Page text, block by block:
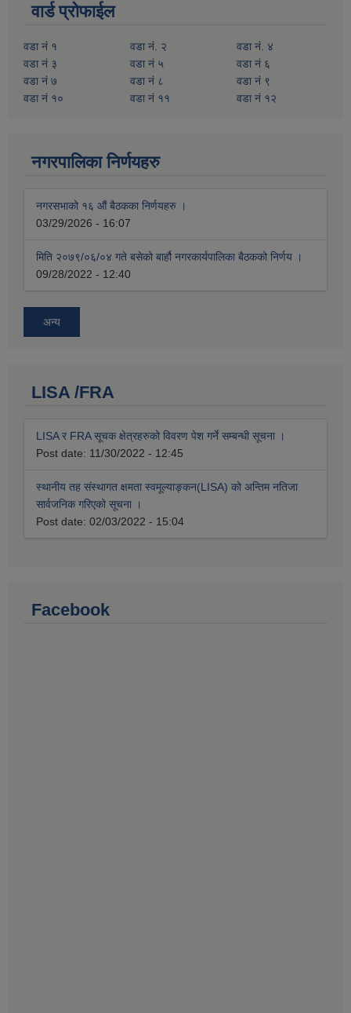
वार्ड प्रोफाईल
वडा नं १ वडा नं. २
वडा नं. ४
वडा नं ३
वडा नं ५
वडा नं ६
वडा नं ७
वडा नं ८
वडा नं ९
वडा नं १०
वडा नं ११ वडा नं १२
नगरपालिका निर्णयहरु
नगरसभाको १६ औं बैठकका निर्णयहरु ।
03/29/2026 - 16:07
मिति २०७९/०६/०४ गते बसेको बार्हौ नगरकार्यपालिका बैठकको निर्णय ।
09/28/2022 - 12:40
अन्य
LISA /FRA
LISA र FRA सूचक क्षेत्रहरुको विवरण पेश गर्ने सम्बन्धी सूचना ।
Post date: 11/30/2022 - 12:45
स्थानीय तह संस्थागत क्षमता स्वमूल्याङ्कन(LISA) को अन्तिम नतिजा
सार्वजनिक गरिएको सूचना ।
Post date: 02/03/2022 - 15:04
Facebook